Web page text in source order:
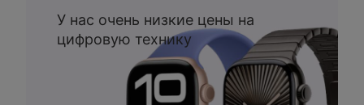
У нас очень низкие цены на
цифровую технику